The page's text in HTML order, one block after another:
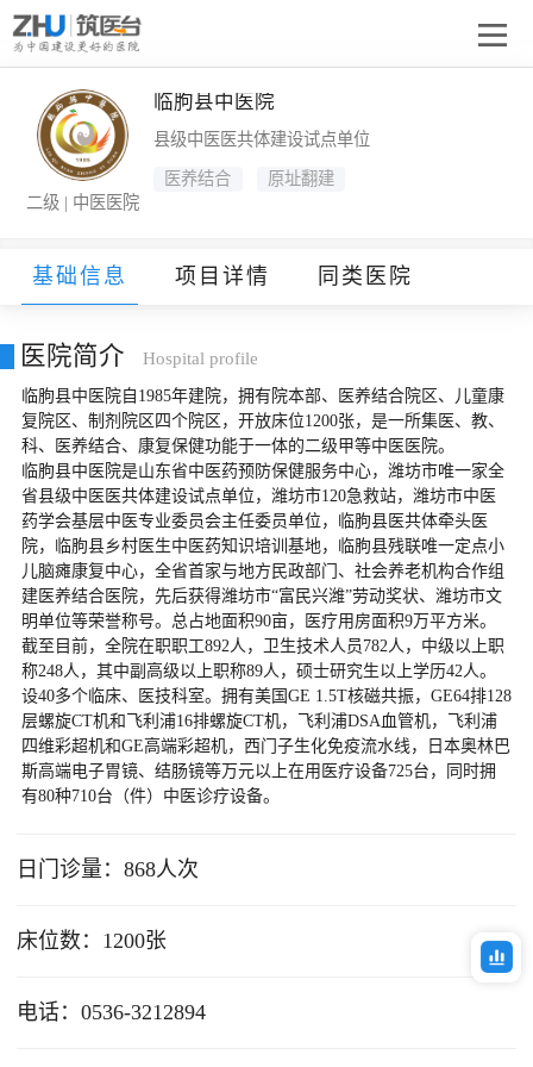
二级 | 中医医院
临朐县中医院
县级中医医共体建设试点单位
医养结合 原址翻建
基础信息 项目详情 同类医院
医院简介 Hospital profile
临朐县中医院自1985年建院，拥有院本部、医养结合院区、儿童康
复院区、制剂院区四个院区，开放床位1200张，是一所集医、教、
科、医养结合、康复保健功能于一体的二级甲等中医医院。
临朐县中医院是山东省中医药预防保健服务中心，潍坊市唯一家全
省县级中医医共体建设试点单位，潍坊市120急救站，潍坊市中医
药学会基层中医专业委员会主任委员单位，临朐县医共体牵头医
院，临朐县乡村医生中医药知识培训基地，临朐县残联唯一定点小
儿脑瘫康复中心，全省首家与地方民政部门、社会养老机构合作组
建医养结合医院，先后获得潍坊市“富民兴潍”劳动奖状、潍坊市文
明单位等荣誉称号。总占地面积90亩，医疗用房面积9万平方米。
截至目前，全院在职职工892人，卫生技术人员782人，中级以上职
称248人，其中副高级以上职称89人，硕士研究生以上学历42人。
设40多个临床、医技科室。拥有美国GE 1.5T核磁共振，GE64排128
层螺旋CT机和飞利浦16排螺旋CT机，飞利浦DSA血管机，飞利浦
四维彩超机和GE高端彩超机，西门子生化免疫流水线，日本奥林巴
斯高端电子胃镜、结肠镜等万元以上在用医疗设备725台，同时拥
有80种710台（件）中医诊疗设备。
日门诊量：868人次
床位数：1200张
电话：0536-3212894